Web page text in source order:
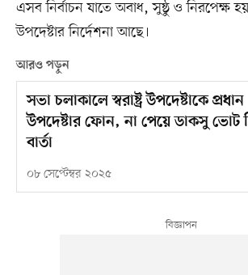
এসব নির্বাচন যাতে অবাধ, সুষ্ঠু ও নিরপেক্ষ
উপদেষ্টার নির্দেশনা আছে।
আরও পড়ুন
সভা চলাকালে স্বরাষ্ট্র উপদেষ্টাকে প্রধান
উপদেষ্টার ফোন, না পেয়ে ডাকসু ভোট
বার্তা
০৮ সেপ্টেম্বর ২০২৫